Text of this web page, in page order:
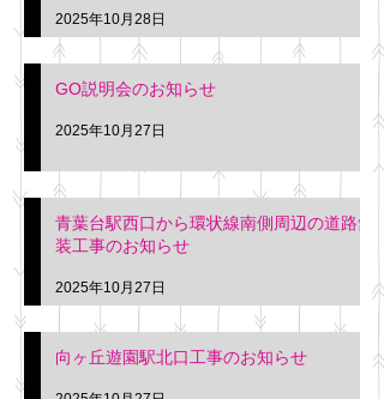
2025年10月28日
GO説明会のお知らせ
2025年10月27日
青葉台駅西口から環状線南側周辺の道路舗
装工事のお知らせ
2025年10月27日
向ヶ丘遊園駅北口工事のお知らせ